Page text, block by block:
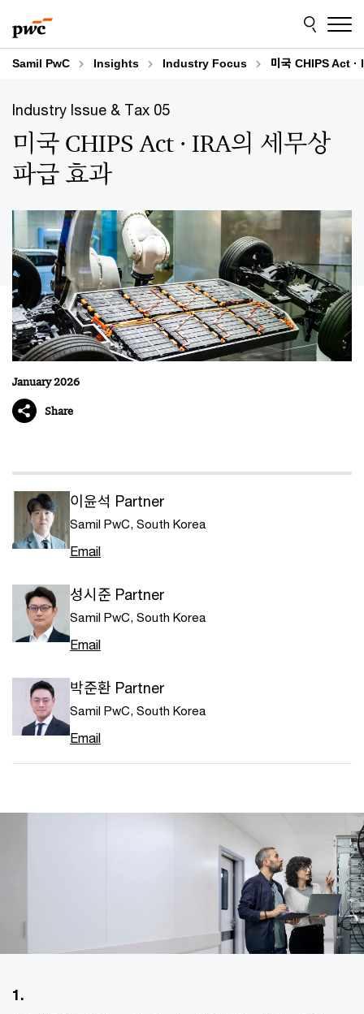
to
content
to
footer
Samil PwC Insights Industry Focus 미국 CHIPS Act ·
Industry Issue & Tax 05
미국 CHIPS Act · IRA의 세무상
파급 효과
January 2026
Share
이윤석 Partner
Samil PwC, South Korea
Email
성시준 Partner
Samil PwC, South Korea
Email
박준환 Partner
Samil PwC, South Korea
Email
1.